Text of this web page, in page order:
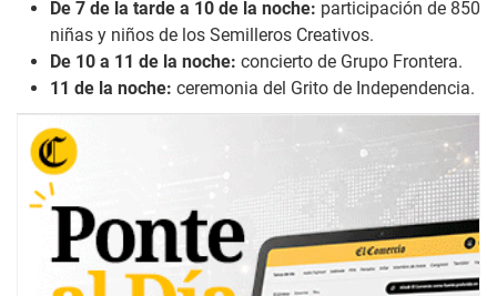
De 7 de la tarde a 10 de la noche: participación de 850
niñas y niños de los Semilleros Creativos.
De 10 a 11 de la noche: concierto de Grupo Frontera.
11 de la noche: ceremonia del Grito de Independencia.